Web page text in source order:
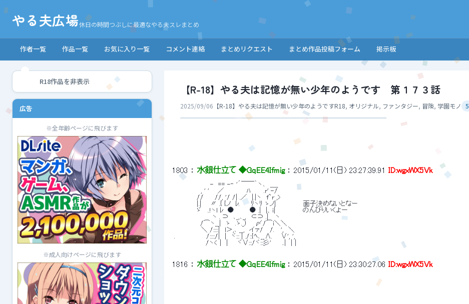
やる夫広場休日の時間つぶしに最適なやる夫スレまとめ
作者一覧 作品一覧 お気に入り一覧 コメント連絡 まとめリクエスト まとめ作品投稿フォーム 掲示板
R18作品を非表示
広告
※全年齢ページに飛びます
※成人向けページに飛びます
【R-18】やる夫は記憶が無い少年のようです 第１７３話
2025/09/06 【R-18】やる夫は記憶が無い少年のようですR18, オリジナル, ファンタジー, 冒険, 学園モノ
1803 ： 水銀仕立て ◆GqEE4Ifmig ： 2015/01/11(日) 23:27:39.91 ID:wgxWX5Vk
-　== -‐ '´￣￣｀ヽ､　____
, ' ' 　 ／　　　　　ﾊ 　 　.r' -/
// 　　//, '/ /| .／　|.|ヽ　f`r ,>
|.|　　〃 .{ {ノ　ﾚ.　　 ﾘヽﾘ ゝノ|　　　　　　面子決めないとなー
ゞ　 ..!ヽｌ ﾚ　●　　　 ● .|　|、i|　　　　　　のんびりいくよー
ヽ . ⊃　､_,､_,　⊂⊃ .| 　ヽ
/⌒ヽ__|　ゝ　.ゝ._） 　 〆/⌒i＼＼
＼ /:::::|　l＞,､ __,　イァ/　 /.　 ',　＼
.　　　　　 　 /:::::/|　|　ヾ::: | ./::{ﾍ､__∧. 　 ∨', ',
/ヽ< |　|　　ヾ∨:::/ヾ:::彡'　　 ..|　| |
1816 ： 水銀仕立て ◆GqEE4Ifmig ： 2015/01/11(日) 23:30:27.06 ID:wgxWX5Vk